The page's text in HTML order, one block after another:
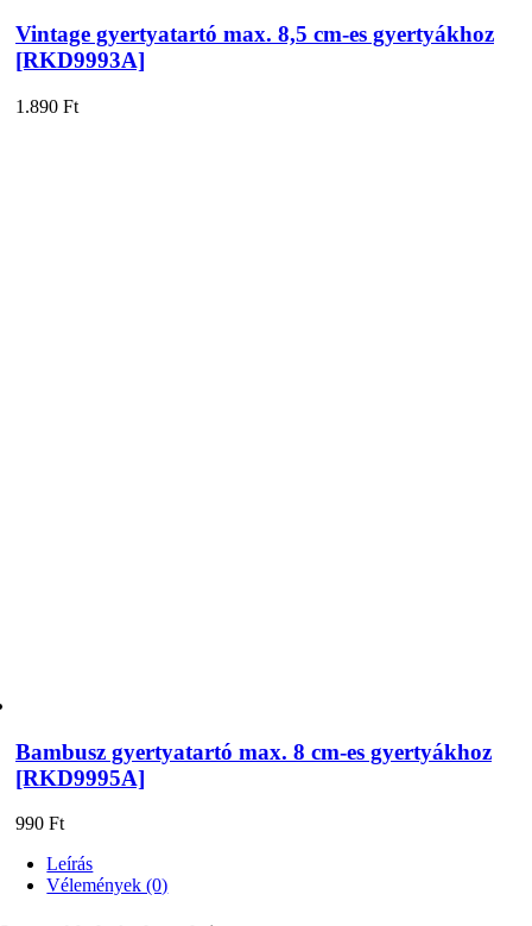
Vintage gyertyatartó max. 8,5 cm-es gyertyákhoz
[RKD9993A]
1.890 Ft
Bambusz gyertyatartó max. 8 cm-es gyertyákhoz
[RKD9995A]
990 Ft
Leírás
Vélemények (0)